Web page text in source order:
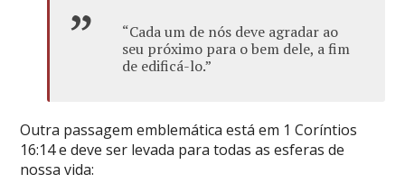
“Cada um de nós deve agradar ao
seu próximo para o bem dele, a fim
de edificá-lo.”
Outra passagem emblemática está em 1 Coríntios
16:14 e deve ser levada para todas as esferas de
nossa vida: